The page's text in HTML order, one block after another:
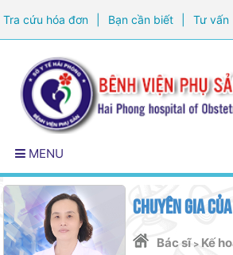
Tra cứu hóa đơn Bạn cần biết Tư vấn
Đăng ký khám sức khỏe
MENU
CHUYÊN GIA
Bác sĩ >Kế